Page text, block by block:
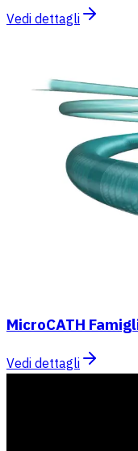
Vedi dettagli
MicroCATH
Vedi dettagli